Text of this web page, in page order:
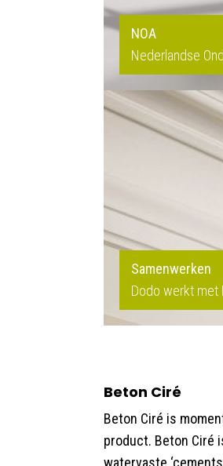
NOA
Nederlandse
Samenwerken
Dodo werkt met
Beton Ciré
Beton Ciré is
product. Beton Ciré
watervaste